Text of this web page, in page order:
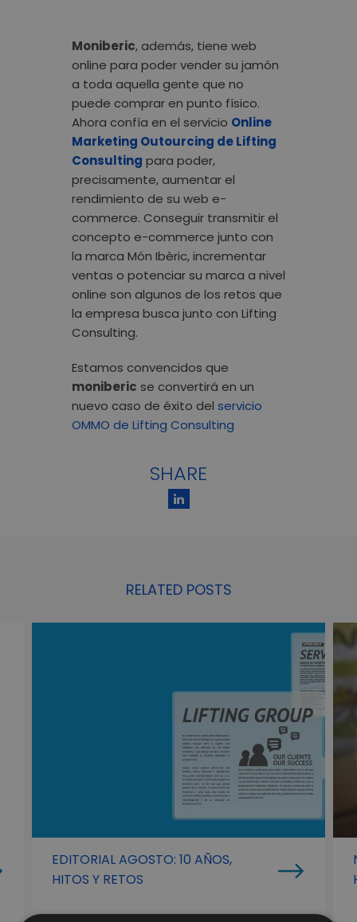
Moniberic, además, tiene web
online para poder vender su jamón
a toda aquella gente que no
puede comprar en punto físico.
Ahora confía en el servicio Online
Marketing Outourcing de Lifting
Consulting para poder,
precisamente, aumentar el
rendimiento de su web e-
commerce. Conseguir transmitir el
concepto e-commerce junto con
la marca Món Ibèric, incrementar
ventas o potenciar su marca a nivel
online son algunos de los retos que
la empresa busca junto con Lifting
Consulting.
Estamos convencidos que
moniberic se convertirá en un
nuevo caso de éxito del servicio
OMMO de Lifting Consulting
SHARE
RELATED POSTS
EDITORIAL AGOSTO: 10 AÑOS,
HITOS Y RETOS